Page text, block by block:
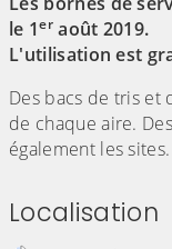
le 1eraoût 2019.
L'utilisation est
Des bacs de tris et
de chaque aire.
également les sites.
Localisation